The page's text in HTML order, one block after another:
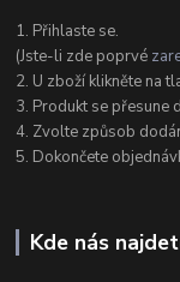
1. Přihlaste se.
(Jste-li zde poprvé
2. U zboží klikněte na
3. Produkt se přesune
4. Zvolte způsob
5. Dokončete
Kde nás